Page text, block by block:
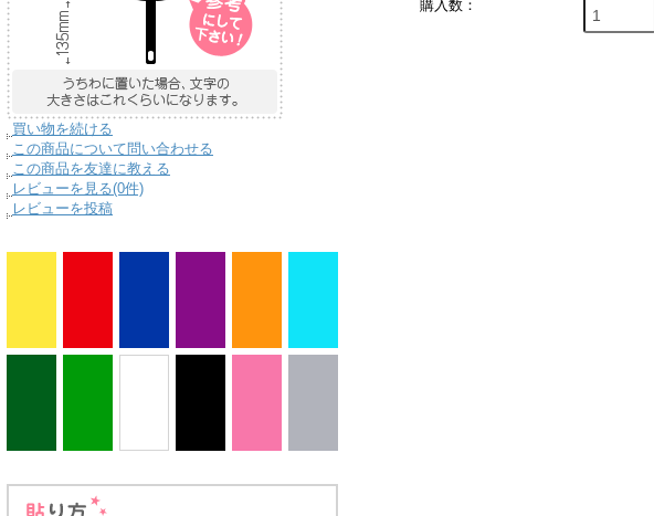
購入数：
買い物を続ける
この商品について問い合わせる
この商品を友達に教える
レビューを見る(0件)
レビューを投稿